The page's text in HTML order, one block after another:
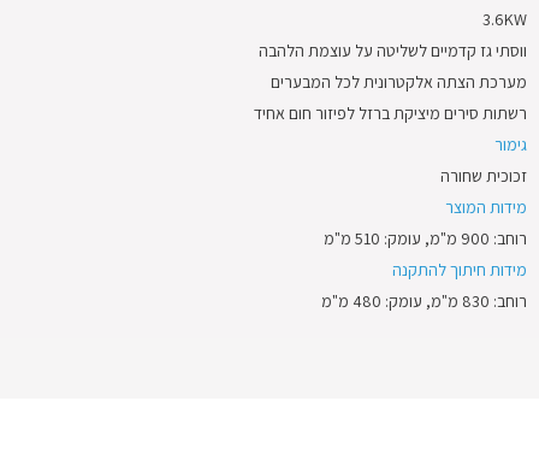
3.6KW
ווסתי גז קדמיים לשליטה על עוצמת הלהבה
מערכת הצתה אלקטרונית לכל המבערים
רשתות סירים מיציקת ברזל לפיזור חום אחיד
גימור
זכוכית שחורה
מידות המוצר
רוחב: 900 מ"מ, עומק: 510 מ"מ
מידות חיתוך להתקנה
רוחב: 830 מ"מ, עומק: 480 מ"מ